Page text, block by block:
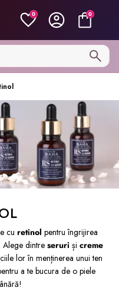
0 0
cu retinol pentru îngrijirea
Alege dintre seruri și creme
lor în menținerea unui ten
a te bucura de o piele